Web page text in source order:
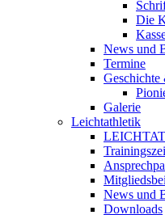
Die
News und
Termine
Galerie
Leichtathletik
News und
Downloads